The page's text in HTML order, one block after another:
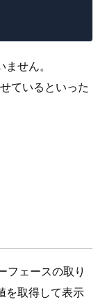
せん。
ているといった
フェースの取り
を取得して表示